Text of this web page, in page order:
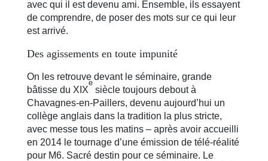
avec qui il est devenu ami. Ensemble, ils essayent
de comprendre, de poser des mots sur ce qui leur
est arrivé.
Des agissements en toute impunité
On les retrouve devant le séminaire, grande
bâtisse du XIX
e
siècle toujours debout à
Chavagnes-en-Paillers, devenu aujourd’hui un
collège anglais dans la tradition la plus stricte,
avec messe tous les matins – après avoir accueilli
en 2014 le tournage d’une émission de télé-réalité
pour M6. Sacré destin pour ce séminaire. Le